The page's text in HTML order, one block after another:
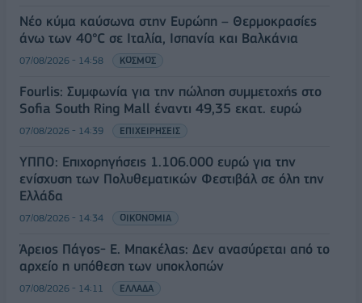
Νέο κύμα καύσωνα στην Ευρώπη – Θερμοκρασίες
άνω των 40°C σε Ιταλία, Ισπανία και Βαλκάνια
07/08/2026 - 14:58 ΚΟΣΜΟΣ
Fourlis: Συμφωνία για την πώληση συμμετοχής στο
Sofia South Ring Mall έναντι 49,35 εκατ. ευρώ
07/08/2026 - 14:39 ΕΠΙΧΕΙΡΗΣΕΙΣ
ΥΠΠΟ: Επιχορηγήσεις 1.106.000 ευρώ για την
ενίσχυση των Πολυθεματικών Φεστιβάλ σε όλη την
Ελλάδα
07/08/2026 - 14:34 ΟΙΚΟΝΟΜΙΑ
Άρειος Πάγος- Ε. Μπακέλας: Δεν ανασύρεται από το
αρχείο η υπόθεση των υποκλοπών
07/08/2026 - 14:11 ΕΛΛΑΔΑ